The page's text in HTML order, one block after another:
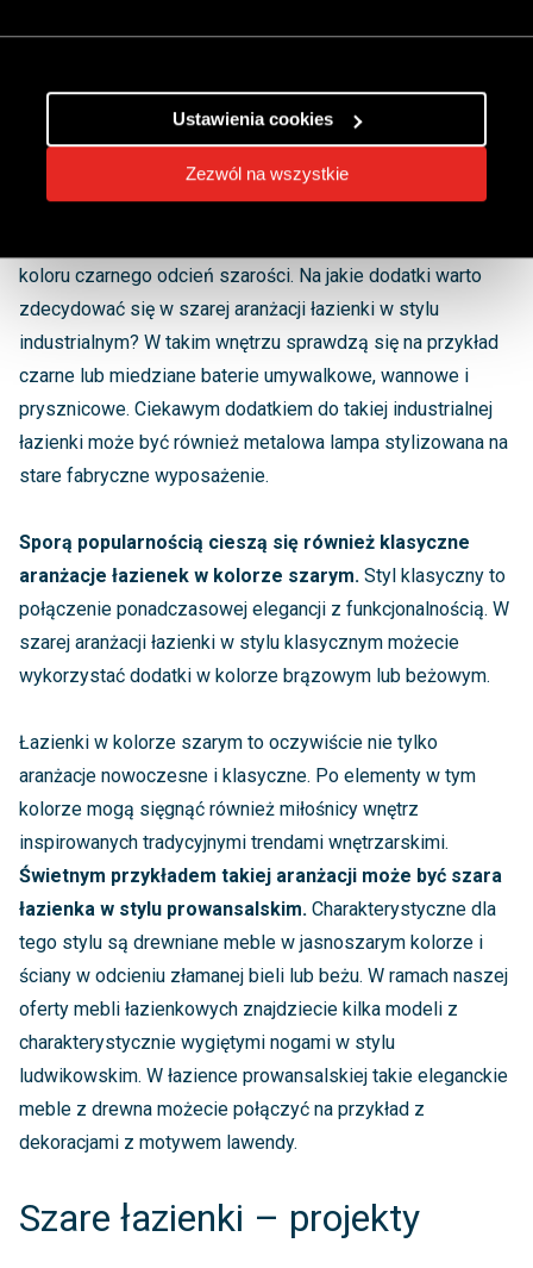
Zezwól na wszystkie
Ustawienia cookies
szarego sprawdzą się w industrialnej łazience? W takich
warianty tego koloru. Charakterystyczne dla industrialnych
aranżacji łazienek w kolorze szarym są na przykład płytki
czy blaty imitujące architektonicznych beton. W wielu tego
rodzaju aranżacjach można znaleźć również akcenty w
koloru czarnego odcień szarości. Na jakie dodatki warto
zdecydować się w szarej aranżacji łazienki w stylu
industrialnym? W takim wnętrzu sprawdzą się na przykład
czarne lub miedziane baterie umywalkowe, wannowe i
prysznicowe. Ciekawym dodatkiem do takiej industrialnej
łazienki może być również metalowa lampa stylizowana na
stare fabryczne wyposażenie.
Sporą popularnością cieszą się również klasyczne
aranżacje łazienek w kolorze szarym. Styl klasyczny to
połączenie ponadczasowej elegancji z funkcjonalnością. W
szarej aranżacji łazienki w stylu klasycznym możecie
wykorzystać dodatki w kolorze brązowym lub beżowym.
Łazienki w kolorze szarym to oczywiście nie tylko
aranżacje nowoczesne i klasyczne. Po elementy w tym
kolorze mogą sięgnąć również miłośnicy wnętrz
inspirowanych tradycyjnymi trendami wnętrzarskimi.
Świetnym przykładem takiej aranżacji może być szara
łazienka w stylu prowansalskim. Charakterystyczne dla
tego stylu są drewniane meble w jasnoszarym kolorze i
ściany w odcieniu złamanej bieli lub beżu. W ramach naszej
oferty mebli łazienkowych znajdziecie kilka modeli z
charakterystycznie wygiętymi nogami w stylu
ludwikowskim. W łazience prowansalskiej takie eleganckie
meble z drewna możecie połączyć na przykład z
dekoracjami z motywem lawendy.
Szare łazienki – projekty